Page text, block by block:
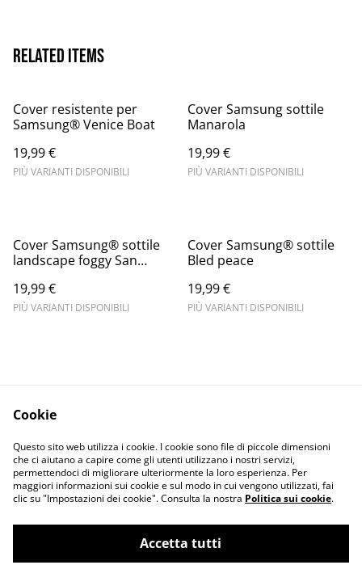
Related items
Cover resistente per
Samsung® Venice Boat
19,99 €
PIÙ VARIANTI DISPONIBILI
Cover Samsung sottile
Manarola
19,99 €
PIÙ VARIANTI DISPONIBILI
Cover Samsung® sottile
landscape foggy San
19,99 €
PIÙ VARIANTI DISPONIBILI
Cover Samsung® sottile
Bled peace
19,99 €
PIÙ VARIANTI DISPONIBILI
Informativa sulla
privacy
Terms and
conditions
Cookie
Questo sito web utilizza i cookie. I cookie sono file di piccole dimensioni
che ci aiutano a capire come gli utenti utilizzano i nostri servizi,
permettendoci di migliorare ulteriormente la loro esperienza. Per
maggiori informazioni sui cookie e sul modo in cui vengono utilizzati, fai
clic su "Impostazioni dei cookie". Consulta la nostra Politica sui cookie.
Accetta tutti